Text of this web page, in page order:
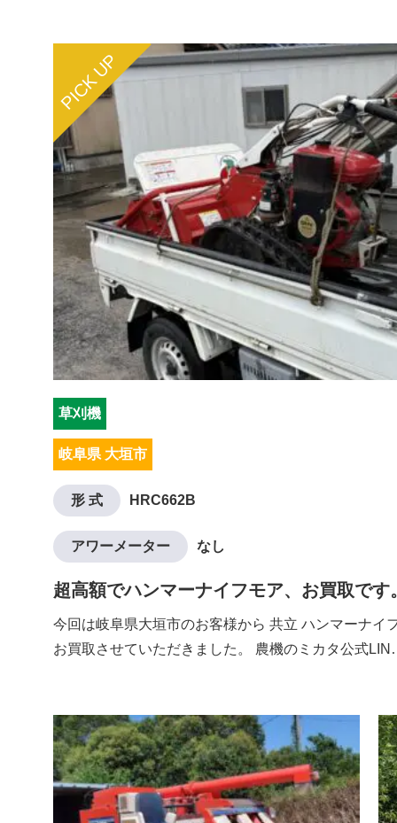
PICK UP
草刈機
岐阜県 大垣市
形 式 HRC662B
アワーメーター なし
超高額でハンマーナイフモア、お買取です
今回は岐阜県大垣市のお客様から 共立 ハンマーナイ
お買取させていただきました。 農機のミカタ公式